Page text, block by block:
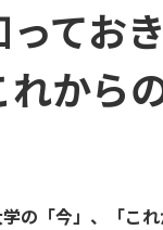
ってお
れから
の「今」、「こ